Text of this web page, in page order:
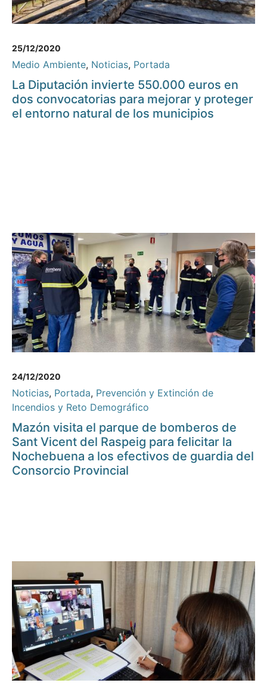
25/12/2020
Medio Ambiente, Noticias, Portada
La Diputación invierte 550.000 euros en
dos convocatorias para mejorar y proteger
el entorno natural de los municipios
24/12/2020
Noticias, Portada, Prevención y Extinción de
Incendios y Reto Demográfico
Mazón visita el parque de bomberos de
Sant Vicent del Raspeig para felicitar la
Nochebuena a los efectivos de guardia del
Consorcio Provincial